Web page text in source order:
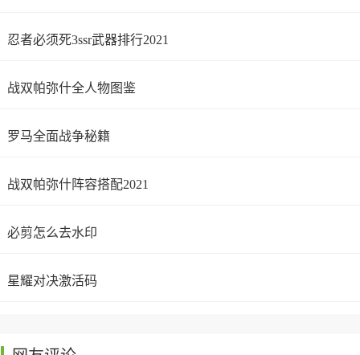
忍者必须死3ssr武器排行2021
战双帕弥什全人物图鉴
罗马全面战争秘籍
战双帕弥什阵容搭配2021
必剪怎么去水印
星耀对决激活码